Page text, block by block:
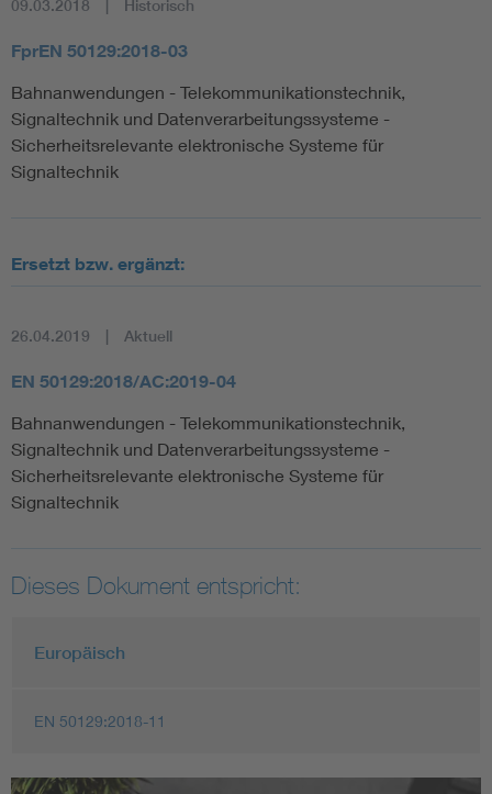
09.03.2018 Historisch
FprEN 50129:2018-03
Bahnanwendungen - Telekommunikationstechnik,
Signaltechnik und Datenverarbeitungssysteme -
Sicherheitsrelevante elektronische Systeme für
Signaltechnik
Ersetzt bzw. ergänzt:
26.04.2019 Aktuell
EN 50129:2018/AC:2019-04
Bahnanwendungen - Telekommunikationstechnik,
Signaltechnik und Datenverarbeitungssysteme -
Sicherheitsrelevante elektronische Systeme für
Signaltechnik
Dieses Dokument entspricht:
Europäisch
EN 50129:2018-11